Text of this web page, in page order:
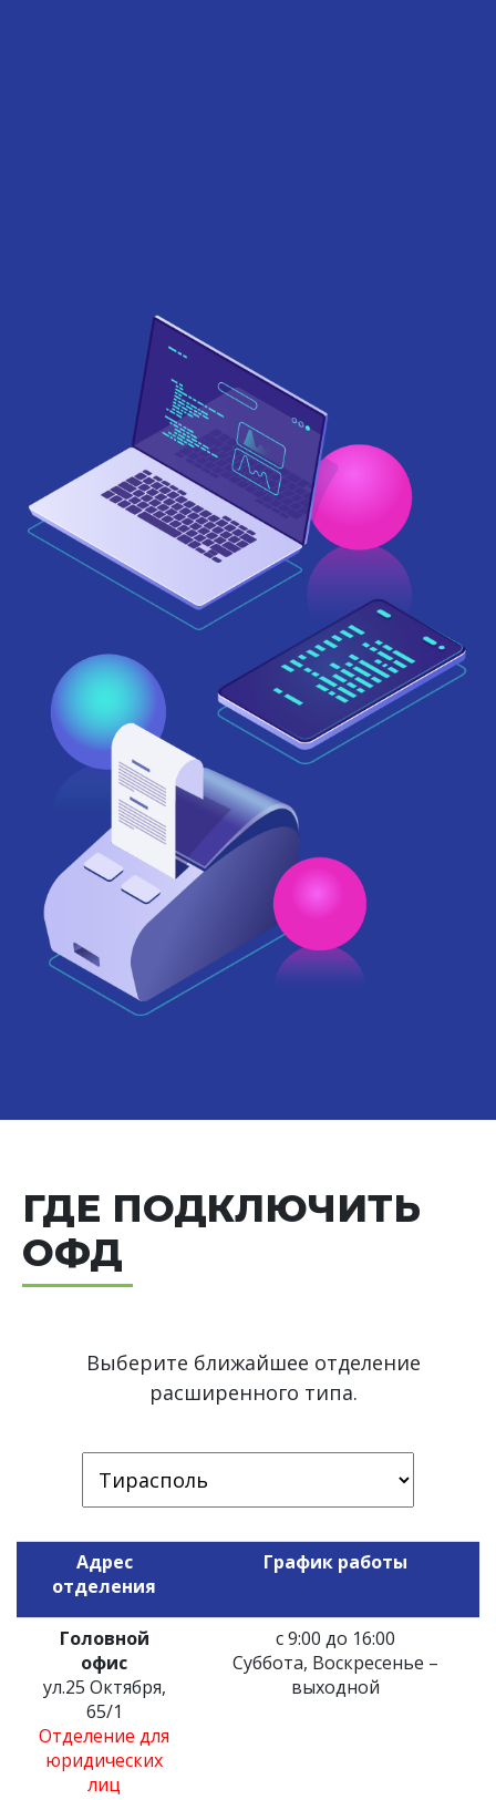
ГДЕ ПОДКЛЮЧИТЬ
ОФД
Выберите ближайшее отделение
расширенного типа.
Адрес
отделения
График работы
Головной
офис
ул.25 Октября,
65/1
Отделение для
юридических
лиц
с 9:00 до 16:00
Суббота, Воскресенье –
выходной